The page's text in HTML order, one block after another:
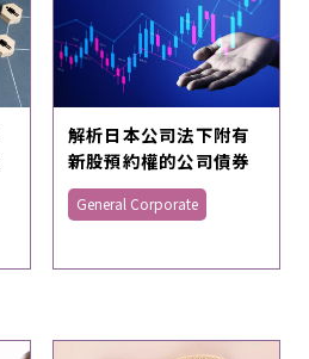
解析日本公司法下附有
新股預約權的公司債券
General Corporate